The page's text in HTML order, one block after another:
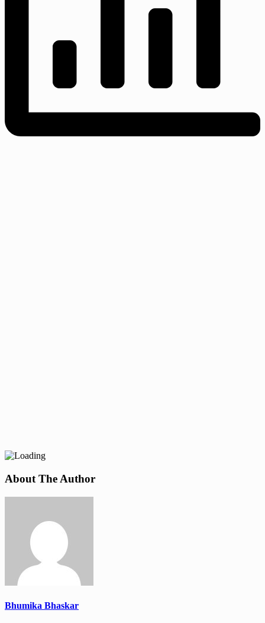
About The Author
Bhumika Bhaskar